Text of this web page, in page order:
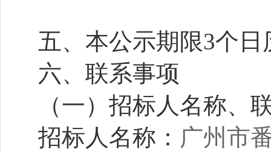
五、本公示期限3个日
六、联系事项
（一）招标人名称、
招标人名称： 广州市